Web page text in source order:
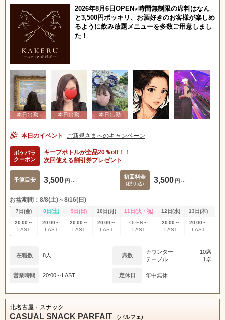
2026年8月6日OPEN★時間無制限の席料はなん
と3,500円ポッキリ、お酒好きのお客様が楽しめ
るように飲み放題メニューを多数ご用意しまし
た！
本日のイベント ご新規さまへのキャンペーン
ポケパラ
クーポン
キープボトルが全品20％off！！
次回使える割引券プレゼント
予算目安 3,500 円～
初回料金
(税サ込) 3,500 円～
お盆期間：8/8(土)～8/16(日)
7日(金) 8日(土) 9日(日) 10日(月) 11日(火・祝) 12日(水) 13日(木)
20:00～
LAST
20:00～
LAST
20:00～
LAST
20:00～
LAST
OPEN～
LAST
20:00～
LAST
20:00～
LAST
在籍数 8人 席数
カウンター
10席
テーブル
1卓
営業時間 20:00～LAST 定休日 年中無休
北名古屋・スナック
CASUAL SNACK PARFAIT (パルフェ)
会員ログイン
甲信越 北陸